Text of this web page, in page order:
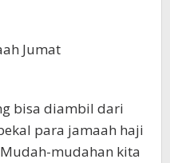
Jumat
bisa diambil dari
para jamaah haji
mudahan kita